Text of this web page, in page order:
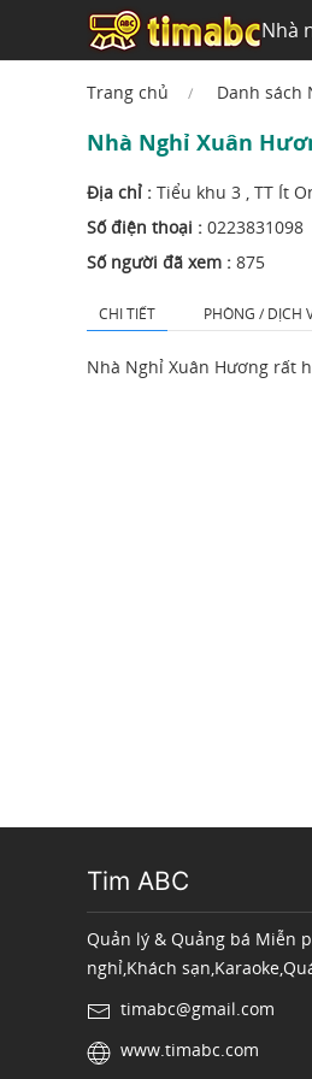
Nhà
Trang chủ Danh sách
Nhà Nghỉ Xuân
Địa chỉ : Tiểu khu 3 , TT Ít
Số điện thoại : 0223831098
Số người đã xem : 875
CHI TIẾT PHÒNG / DỊCH
Nhà Nghỉ Xuân Hương rất
Tim ABC
Quản lý & Quảng bá Miễn
nghỉ,Khách
timabc@gmail.com
www.timabc.com